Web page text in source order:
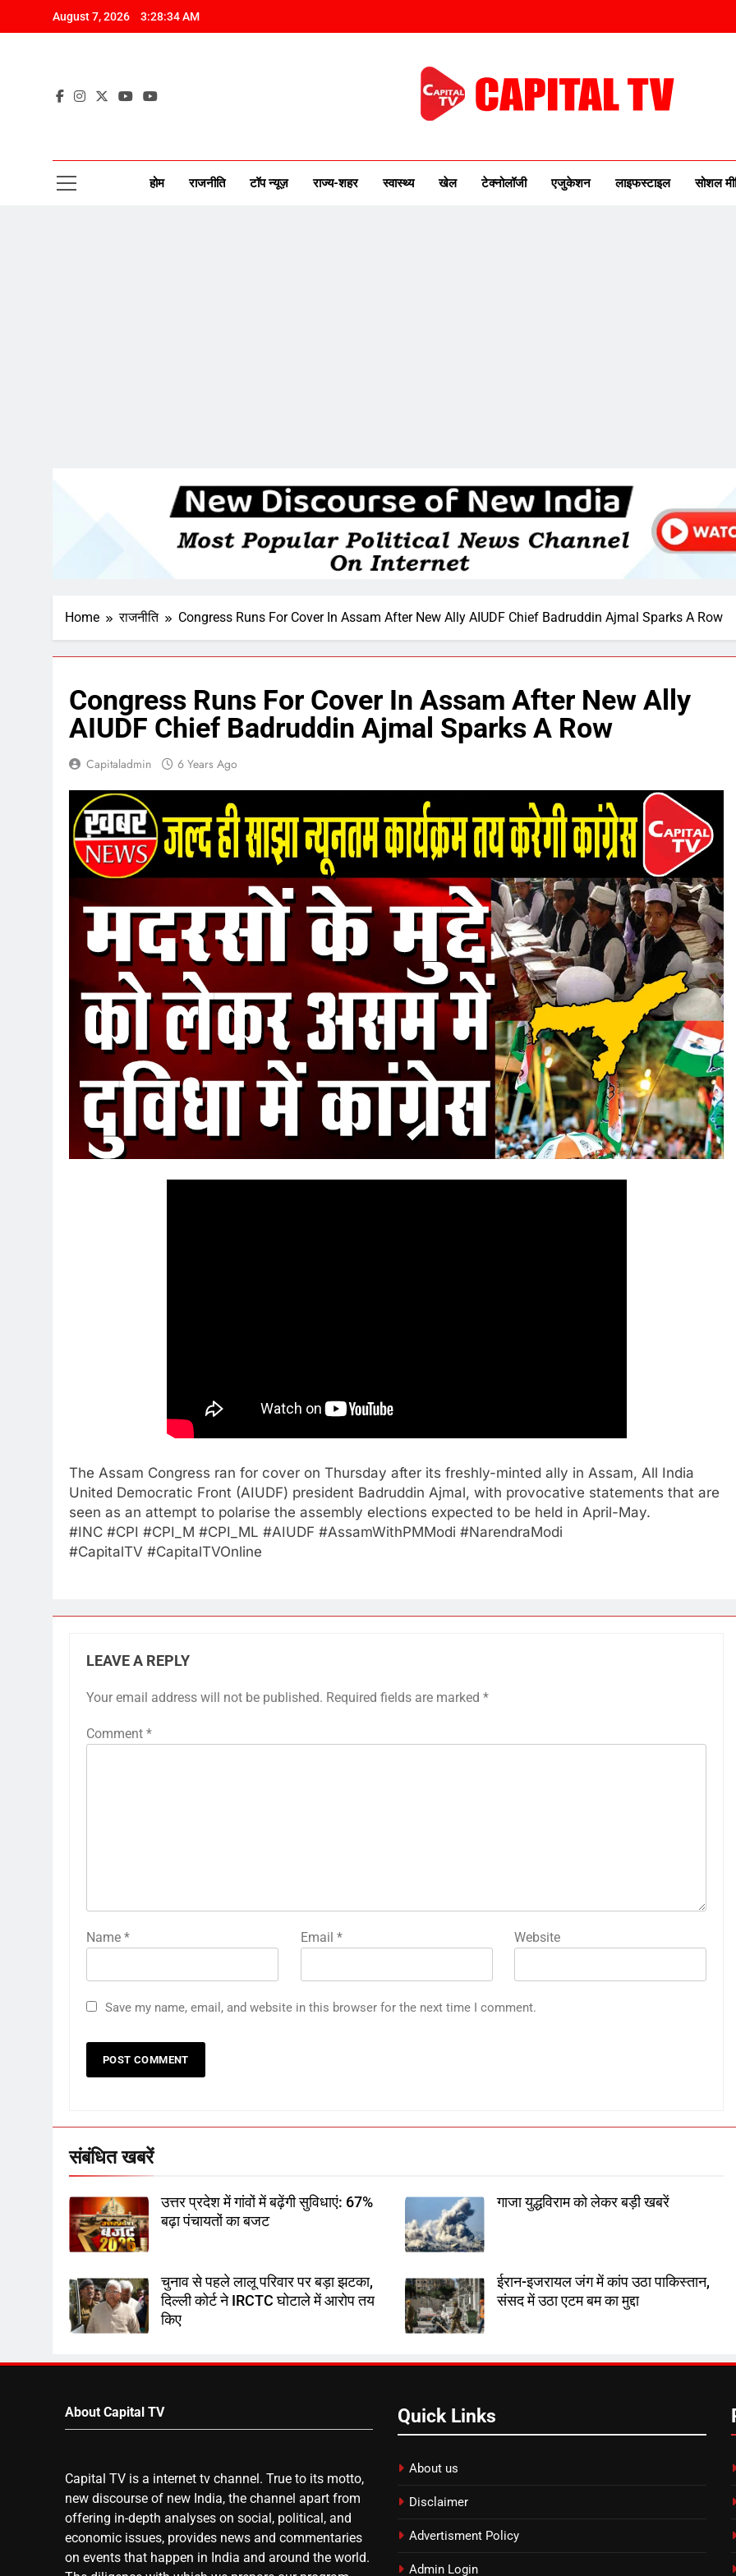
August 7, 2026 3:28:35 AM
होम राजनीति टॉप न्यूज़ राज्य-शहर स्वास्थ्य खेल टेक्नोलॉजी एजुकेशन लाइफस्टाइल सोशल
Home राजनीति Congress Runs For Cover In Assam After New Ally AIUDF Chief Badruddin Ajmal Sparks A Row
Congress Runs For Cover In Assam After New Ally
AIUDF Chief Badruddin Ajmal Sparks A Row
Capitaladmin 6 Years Ago
The Assam Congress ran for cover on Thursday after its freshly-minted ally in Assam, All India
United Democratic Front (AIUDF) president Badruddin Ajmal, with provocative statements that are
seen as an attempt to polarise the assembly elections expected to be held in April-May.
#INC #CPI #CPI_M #CPI_ML #AIUDF #AssamWithPMModi #NarendraModi
#CapitalTV #CapitalTVOnline
LEAVE A REPLY
Your email address will not be published. Required fields are marked *
Comment *
Name * Email * Website
Save my name, email, and website in this browser for the next time I comment.
संबंधित खबरें
उत्तर प्रदेश में गांवों में बढ़ेंगी सुविधाएं: 67%
बढ़ा पंचायतों का बजट
गाजा युद्धविराम को लेकर बड़ी खबरें
चुनाव से पहले लालू परिवार पर बड़ा झटका,
दिल्ली कोर्ट ने IRCTC घोटाले में आरोप तय
किए
ईरान-इजरायल जंग में कांप उठा पाकिस्तान,
संसद में उठा एटम बम का मुद्दा
About Capital TV
Capital TV is a internet tv channel. True to its motto,
new discourse of new India, the channel apart from
offering in-depth analyses on social, political, and
economic issues, provides news and commentaries
on events that happen in India and around the world.
Quick Links
About us
Disclaimer
Advertisment Policy
Admin Login